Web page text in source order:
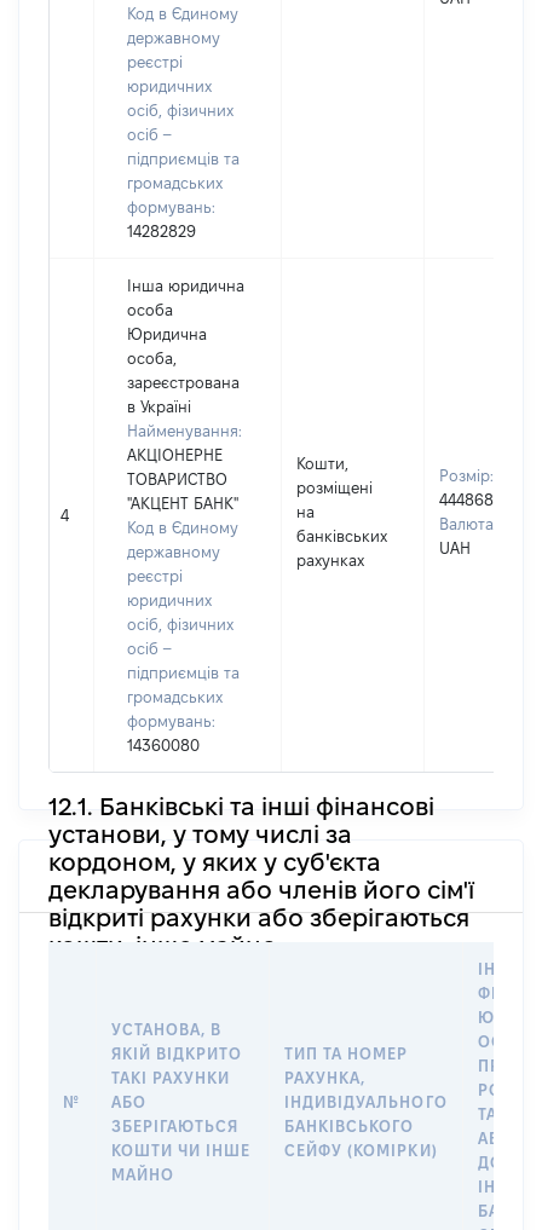
Код в Єдиному
державному
реєстрі
юридичних
осіб, фізичних
осіб –
підприємців та
громадських
формувань:
14282829
4
Інша юридична
особа
Юридична
особа,
зареєстрована
в Україні
Найменування:
АКЦІОНЕРНЕ
ТОВАРИСТВО
"АКЦЕНТ БАНК"
Код в Єдиному
державному
реєстрі
юридичних
осіб, фізичних
осіб –
підприємців та
громадських
формувань:
14360080
Кошти,
розміщені
на
банківських
рахунках
Розмір:
444868
Валюта:
UAH
12.1. Банківські та інші фінансові
установи, у тому числі за
кордоном, у яких у суб'єкта
декларування або членів його сім'ї
відкриті рахунки або зберігаються
кошти, інше майно
№
УСТАНОВА, В
ЯКІЙ ВІДКРИТО
ТАКІ РАХУНКИ
АБО
ЗБЕРІГАЮТЬСЯ
КОШТИ ЧИ ІНШЕ
МАЙНО
ТИП ТА НОМЕР
РАХУНКА,
ІНДИВІДУАЛЬНОГО
БАНКІВСЬКОГО
СЕЙФУ (КОМІРКИ)
ПРАВО
ТАКИМ
АБО
ДО